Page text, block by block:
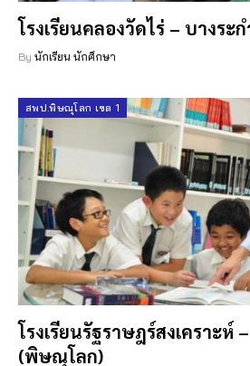
โรงเรียนคลองวัดไร่ – บางร
By นักเรียน นักศึกษา
สพป.พิษณุโลก เขต 1
โรงเรียนรัฐราษฎร์สงเคราะห์
(พิษณุโลก)